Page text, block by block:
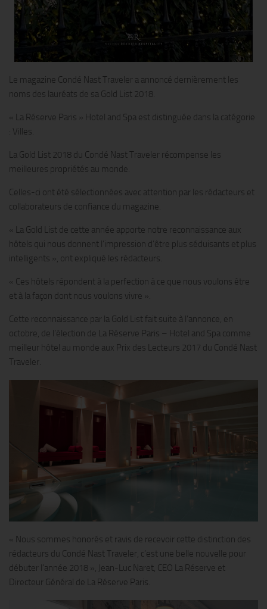
Le magazine Condé Nast Traveler a annoncé dernièrement les
noms des lauréats de sa Gold List 2018.
« La Réserve Paris » Hotel and Spa est distinguée dans la catégorie
: Villes.
La Gold List 2018 du Condé Nast Traveler récompense les
meilleures propriétés au monde.
Celles-ci ont été sélectionnées avec attention par les rédacteurs et
collaborateurs de confiance du magazine.
« La Gold List de cette année apporte notre reconnaissance aux
hôtels qui nous donnent l’impression d’être plus séduisants et plus
intelligents », ont expliqué les rédacteurs.
« Ces hôtels répondent à la perfection à ce que nous voulons être
et à la façon dont nous voulons vivre ».
Cette reconnaissance par la Gold List fait suite à l’annonce, en
octobre, de l’élection de La Réserve Paris – Hotel and Spa comme
meilleur hôtel au monde aux Prix des Lecteurs 2017 du Condé Nast
Traveler.
« Nous sommes honorés et ravis de recevoir cette distinction des
rédacteurs du Condé Nast Traveler, c’est une belle nouvelle pour
débuter l’année 2018 », Jean-Luc Naret, CEO La Réserve et
Directeur Général de La Réserve Paris.